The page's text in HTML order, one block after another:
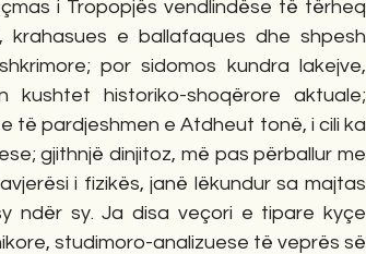
i Tropopjës vendlindëse të tërheq
krahasues e ballafaques dhe shpesh
por sidomos kundra lakejve,
historiko-shoqërore aktuale;
të pardjeshmen e Atdheut tonë, i cili ka
gjithnjë dinjitoz, më pas përballur me
i fizikës, janë lëkundur sa majtas
ndër sy. Ja disa veçori e tipare kyçe
studimoro-analizuese të veprës së